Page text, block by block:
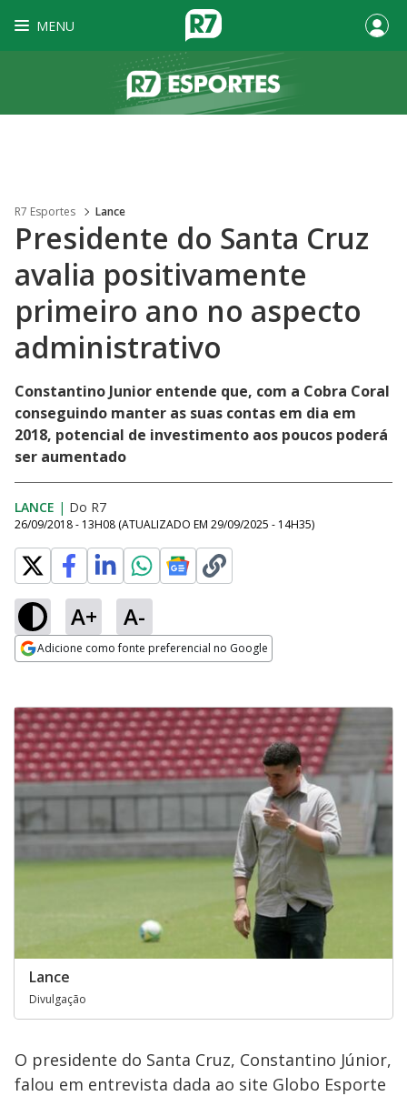
MENU
R7 Esportes Lance
Presidente do Santa Cruz
avalia positivamente
primeiro ano no aspecto
administrativo
Constantino Junior entende que, com a Cobra Coral
conseguindo manter as suas contas em dia em
2018, potencial de investimento aos poucos poderá
ser aumentado
LANCE | Do R7
26/09/2018 - 13H08 (ATUALIZADO EM 29/09/2025 - 14H35)
A+ A-
Adicione como fonte preferencial no Google
Lance
Divulgação
O presidente do Santa Cruz, Constantino Júnior,
falou em entrevista dada ao site Globo Esporte